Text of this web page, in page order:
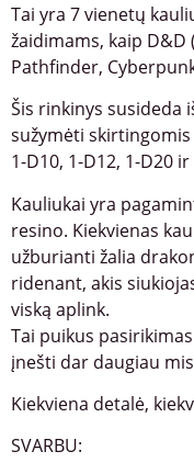
Tai yra 7 vienetų
žaidimams, kaip
Pathfinder,
Šis rinkinys susideda
sužymėti skirtingomis
1-D10, 1-D12, 1-D20 ir
Kauliukai yra
resino. Kiekvienas
užburianti žalia
ridenant, akis
viską aplink.
Tai puikus
įnešti dar daugiau
Kiekviena detalė,
SVARBU: